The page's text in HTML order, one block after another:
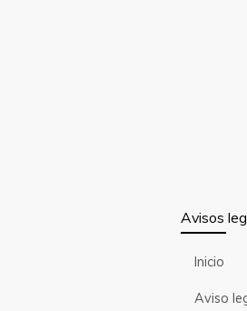
Avisos
Inicio
Aviso